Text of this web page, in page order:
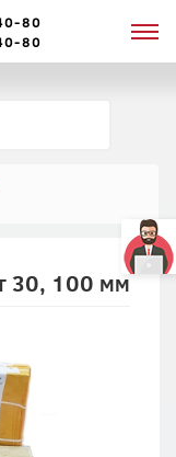
80
80
30, 100 мм